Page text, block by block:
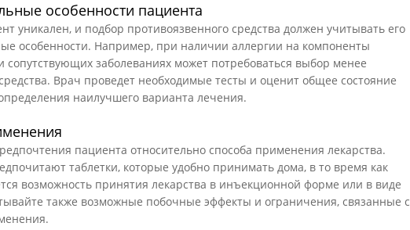
особенности пациента
уникален, и подбор противоязвенного средства должен учитывать его
особенности. Например, при наличии аллергии на компоненты
сопутствующих заболеваниях может потребоваться выбор менее
Врач проведет необходимые тесты и оценит общее состояние
наилучшего варианта лечения.
пациента относительно способа применения лекарства.
таблетки, которые удобно принимать дома, в то время как
возможность принятия лекарства в инъекционной форме или в виде
также возможные побочные эффекты и ограничения, связанные с